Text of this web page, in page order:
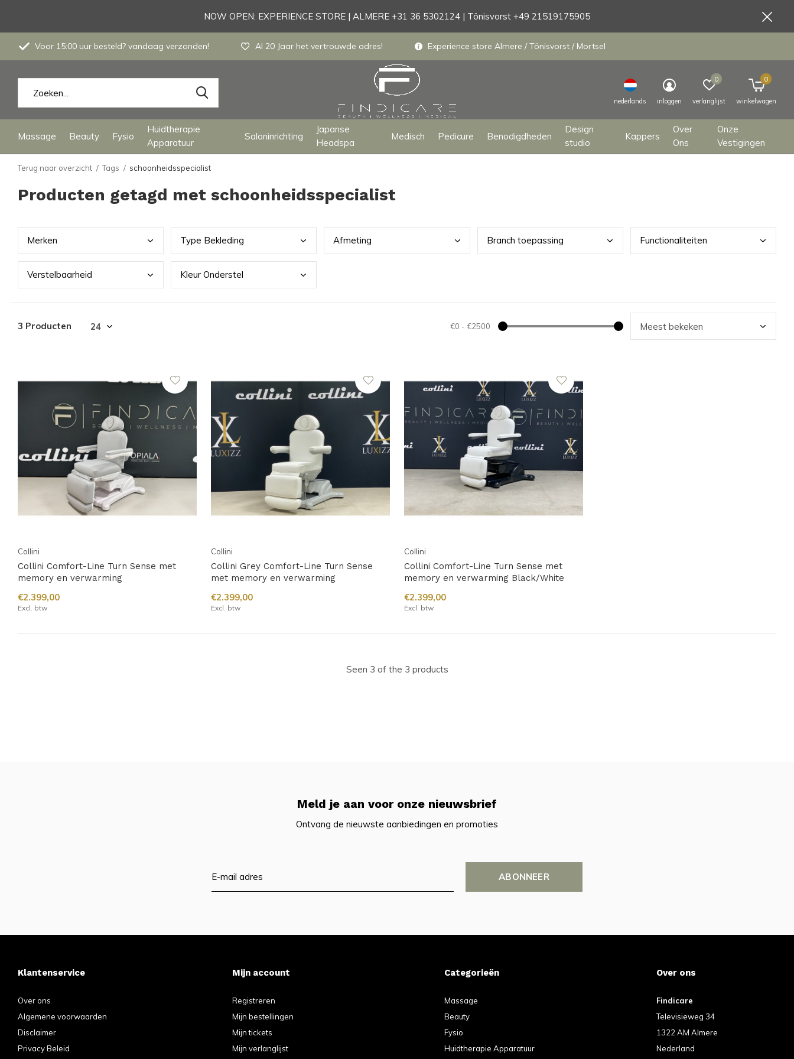
Massage Beauty Fysio
Huidtherapie
Apparatuur
Saloninrichting
Japanse
Headspa
Medisch Pedicure Benodigdheden
Design
studio
Kappers
Over
Ons
Onze
Vestigingen
nederlands inloggen verlanglijst
0
winkelwagen
0
Voor 15:00 uur besteld? vandaag verzonden! Al 20 Jaar het vertrouwde adres! Experience store Almere / Tönisvorst / Mortsel
NOW OPEN: EXPERIENCE STORE | ALMERE +31 36 5302124 | Tönisvorst +49 21519175905
Terug naar overzicht Tags schoonheidsspecialist
Producten getagd met schoonheidsspecialist
Merken Type Bekleding Afmeting Branch toepassing Functionaliteiten
Verstelbaarheid Kleur Onderstel
3 Producten €0 - €2500
Collini
Collini Comfort-Line Turn Sense met
memory en verwarming
€2.399,00
Excl. btw
Collini
Collini Grey Comfort-Line Turn Sense
met memory en verwarming
€2.399,00
Excl. btw
Collini
Collini Comfort-Line Turn Sense met
memory en verwarming Black/White
€2.399,00
Excl. btw
Seen 3 of the 3 products
Meld je aan voor onze nieuwsbrief
Ontvang de nieuwste aanbiedingen en promoties
ABONNEER
Klantenservice
Over ons
Algemene voorwaarden
Disclaimer
Privacy Beleid
Mijn account
Registreren
Mijn bestellingen
Mijn tickets
Mijn verlanglijst
Categorieën
Massage
Beauty
Fysio
Huidtherapie Apparatuur
Over ons
Findicare
Televisieweg 34
1322 AM Almere
Nederland